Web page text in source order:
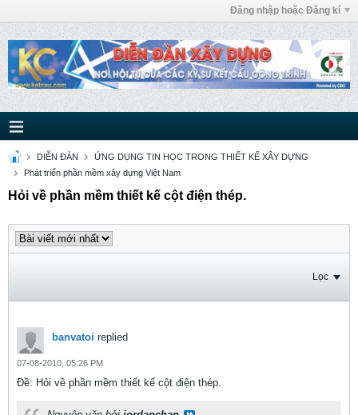
Đăng nhập hoặc Đăng kí
DIỄN ĐÀN
ỨNG DỤNG TIN HỌC TRONG THIẾT KẾ XÂY DỰNG
Phát triển phần mềm xây dựng Việt Nam
Hỏi về phần mềm thiết kế cột điện thép.
Lọc
banvatoi replied
07-08-2010, 05:26 PM
Ðề: Hỏi về phần mềm thiết kế cột điện thép.